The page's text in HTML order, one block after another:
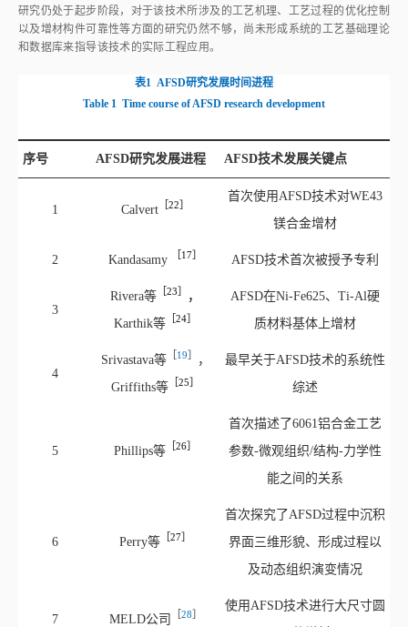
研究仍处于起步阶段，对于该技术所涉及的工艺机理、工艺过程的优化控制
以及增材构件可靠性等方面的研究仍然不够，尚未形成系统的工艺基础理论
和数据库来指导该技术的实际工程应用。
表1 AFSD研究发展时间进程
Table 1 Time course of AFSD research development
序号 AFSD研究发展进程 AFSD技术发展关键点
1 Calvert ［22］
首次使用AFSD技术对WE43
镁合金增材
2 Kandasamy ［17］ AFSD技术首次被授予专利
3
Rivera等 ［23］
，
Karthik等 ［24］
AFSD在Ni‑Fe625、Ti‑Al硬
质材料基体上增材
4
Srivastava等［ 19
，
Griffiths等 ［25］
最早关于AFSD技术的系统性
综述
5 Phillips等 ［26］
首次描述了6061铝合金工艺
参数‑微观组织/结构‑力学性
能之间的关系
6 Perry等 ［27］
首次探究了AFSD过程中沉积
界面三维形貌、形成过程以
及动态组织演变情况
7 MELD公司 28
使用AFSD技术进行大尺寸圆